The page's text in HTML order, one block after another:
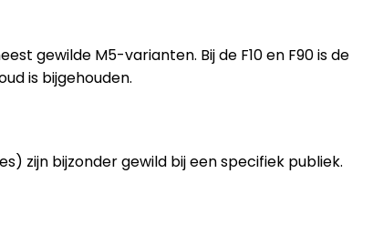
gewilde M5-varianten. Bij de F10 en F90 is de
is bijgehouden.
zijn bijzonder gewild bij een specifiek publiek.